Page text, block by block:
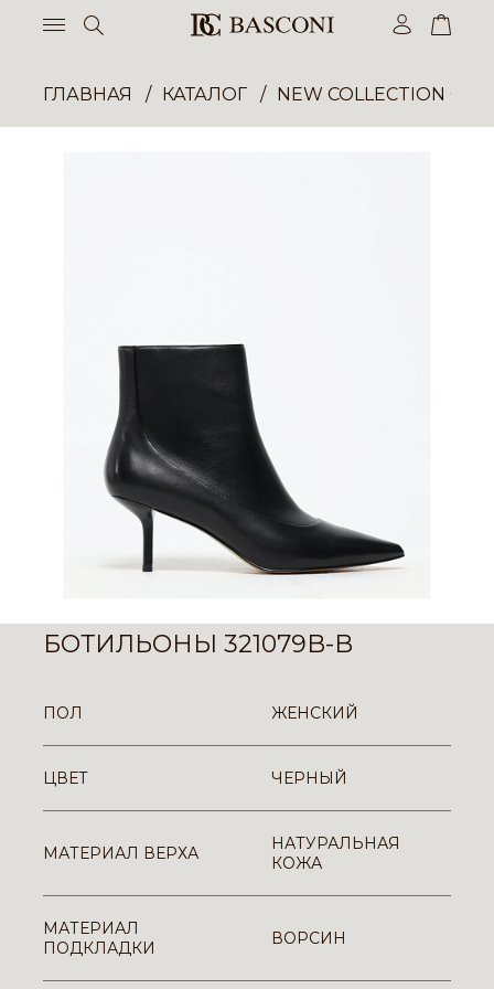
ГЛАВНАЯ КАТАЛОГ NEW COLLECTION
БОТИЛЬОНЫ 321079B-B
ПОЛ ЖЕНСКИЙ
ЦВЕТ ЧЕРНЫЙ
МАТЕРИАЛ ВЕРХА
НАТУРАЛЬНАЯ
КОЖА
МАТЕРИАЛ
ПОДКЛАДКИ
ВОРСИН